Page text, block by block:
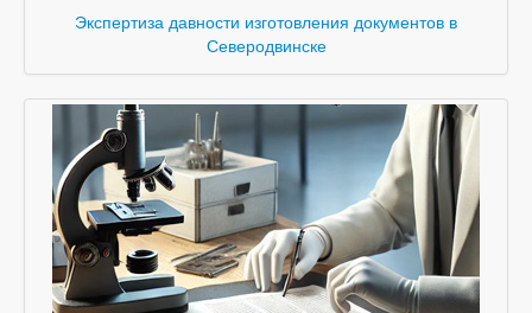
Экспертиза давности изготовления документов в
Северодвинске